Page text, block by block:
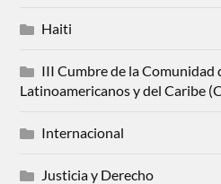
Haiti
III Cumbre de la Comunidad
Latinoamericanos y del Caribe
Internacional
Justicia y Derecho